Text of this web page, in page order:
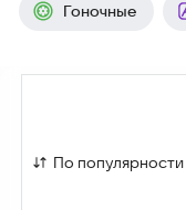
Гоночные
По популярности